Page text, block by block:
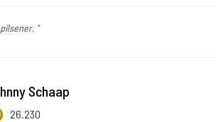
"
Schaap
26.230